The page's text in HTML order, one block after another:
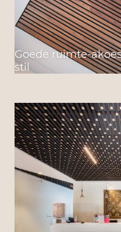
Goede ruimte-
stil